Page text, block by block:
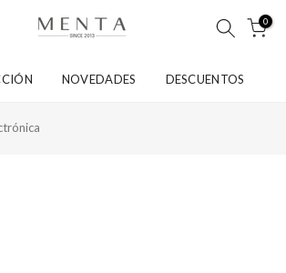
0
NOVEDADES DESCUENTOS